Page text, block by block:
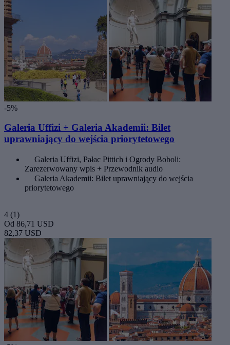
-5%
Galeria Uffizi + Galeria Akademii: Bilet
uprawniający do wejścia priorytetowego
Galeria Uffizi, Pałac Pittich i Ogrody Boboli:
Zarezerwowany wpis + Przewodnik audio
Galeria Akademii: Bilet uprawniający do wejścia
priorytetowego
4 (1)
Od 86,71 USD
82,37 USD